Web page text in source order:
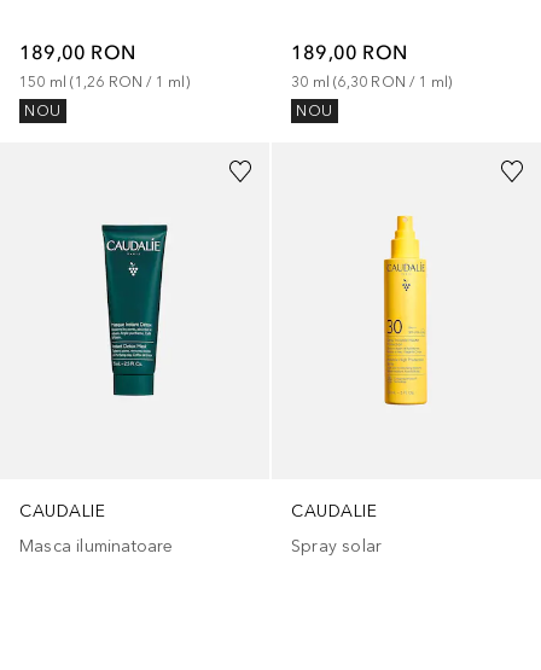
189,00 RON
150 ml (1,26 RON / 1 ml )
NOU
189,00 RON
30 ml (6,30 RON / 1 ml)
NOU
CAUDALIE
Masca iluminatoare
CAUDALIE
Spray solar